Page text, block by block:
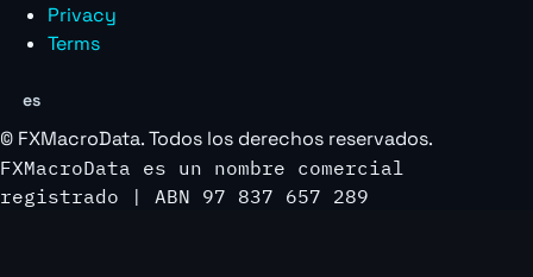
Privacy
Terms
es
© FXMacroData. Todos los derechos reservados.
FXMacroData es un nombre comercial
registrado | ABN 97 837 657 289